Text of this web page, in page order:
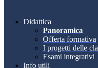
Didattica
Panoramica
Offerta formativa
I progetti delle
Esami integrativi
Info utili